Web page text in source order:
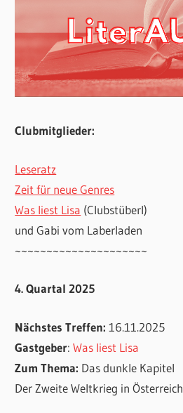
Clubmitglieder:
Leseratz
Zeit für neue Genres
Was liest Lisa (Clubstüberl)
und Gabi vom Laberladen
~~~~~~~~~~~~~~~~~~~~~
4. Quartal 2025
Nächstes Treffen:16.11.2025
Gastgeber:Was liest Lisa
Zum Thema: Das dunkle Kapitel
Der Zweite Weltkrieg in Österreich